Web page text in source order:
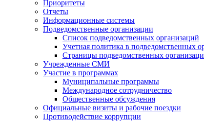
Приоритеты
Отчеты
Информационные системы
Подведомственные организации
Список подведомственных организаций
Учетная политика в подведомственных
Страницы подведомственных
Учрежденные СМИ
Участие в программах
Муниципальные программы
Международное сотрудничество
Общественные обсуждения
Официальные визиты и рабочие поездки
Противодействие коррупции